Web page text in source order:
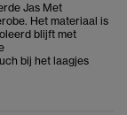
Jas Met
Het materiaal is
blijft met
bij het laagjes